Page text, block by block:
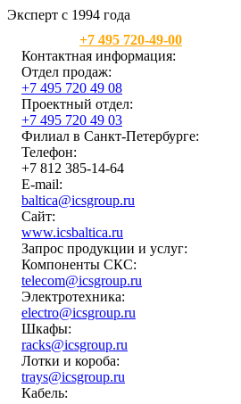
Эксперт с 1994 года
+7 495 720-49-00
Контактная информация:
Отдел продаж:
+7 495 720 49 08
Проектный отдел:
+7 495 720 49 03
Филиал в Санкт-Петербурге:
Телефон:
+7 812 385-14-64
E-mail:
baltica@icsgroup.ru
Сайт:
www.icsbaltica.ru
Запрос продукции и услуг:
Компоненты СКС:
telecom@icsgroup.ru
Электротехника:
electro@icsgroup.ru
Шкафы:
racks@icsgroup.ru
Лотки и короба:
trays@icsgroup.ru
Кабель: